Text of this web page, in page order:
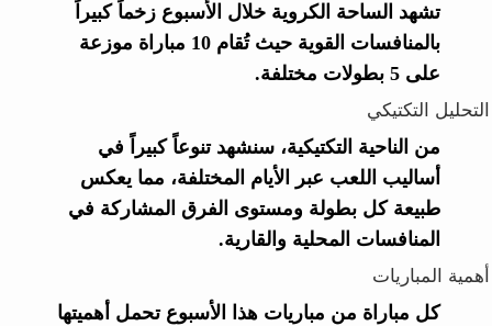
تشهد الساحة الكروية خلال الأسبوع زخماً كبيراً
بالمنافسات القوية حيث تُقام 10 مباراة موزعة
على 5 بطولات مختلفة.
التحليل التكتيكي
من الناحية التكتيكية، سنشهد تنوعاً كبيراً في
أساليب اللعب عبر الأيام المختلفة، مما يعكس
طبيعة كل بطولة ومستوى الفرق المشاركة في
المنافسات المحلية والقارية.
أهمية المباريات
كل مباراة من مباريات هذا الأسبوع تحمل أهميتها